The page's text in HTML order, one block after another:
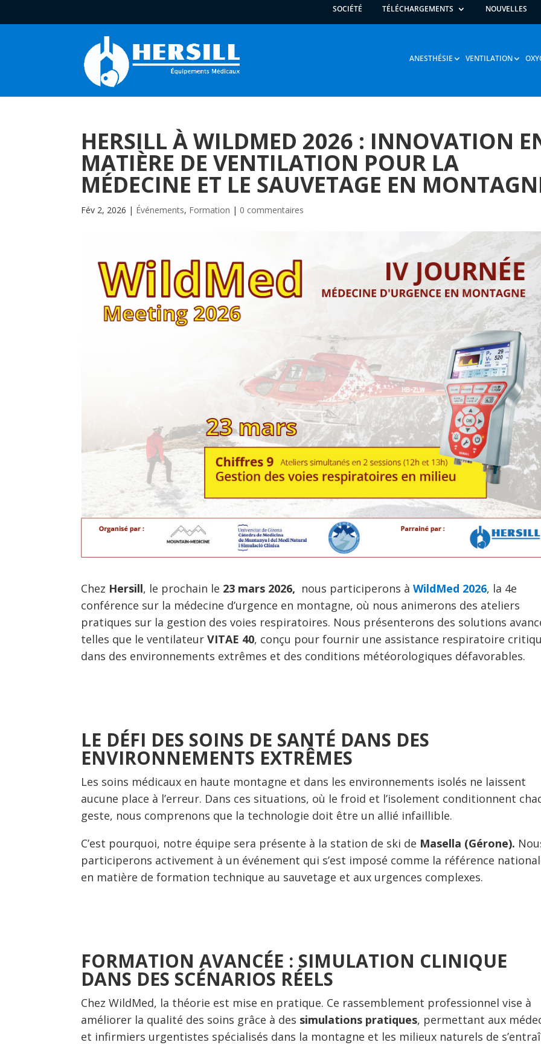
SOCIÉTÉ TÉLÉCHARGEMENTS NOUVELLES
ANESTHÉSIE VENTILATION
HERSILL À WILDMED 2026 : INNOVATION
MATIÈRE DE VENTILATION POUR LA
MÉDECINE ET LE SAUVETAGE EN
Fév 2, 2026 | Événements, Formation | 0 commentaires
Chez Hersill, le prochain le 23 mars 2026, nous participerons àWildMed 2026, la 4e
conférence sur la médecine d’urgence en montagne, où nous animerons des ateliers
pratiques sur la gestion des voies respiratoires. Nous présenterons des solutions
telles que le ventilateurVITAE 40, conçu pour fournir une assistance respiratoire
dans des environnements extrêmes et des conditions météorologiques défavorables.
LE DÉFI DES SOINS DE SANTÉ DANS DES
ENVIRONNEMENTS EXTRÊMES
Les soins médicaux en haute montagne et dans les environnements isolés ne laissent
aucune place à l’erreur. Dans ces situations, où le froid et l’isolement conditionnent
geste, nous comprenons que la technologie doit être un allié infaillible.
C’est pourquoi, notre équipe sera présente à la station de ski de Masella (Gérone).
participerons activement à un événement qui s’est imposé comme la référence
en matière de formation technique au sauvetage et aux urgences complexes.
FORMATION AVANCÉE : SIMULATION CLINIQUE
DANS DES SCÉNARIOS RÉELS
Chez WildMed, la théorie est mise en pratique. Ce rassemblement professionnel vise à
améliorer la qualité des soins grâce à des simulations pratiques, permettant aux
et infirmiers urgentistes spécialisés dans la montagne et les milieux naturels de